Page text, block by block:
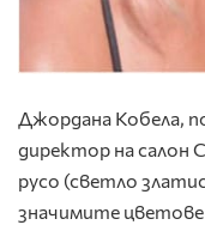
Джордана Кобела,
директор на салон
русо (светло
значимите цветове